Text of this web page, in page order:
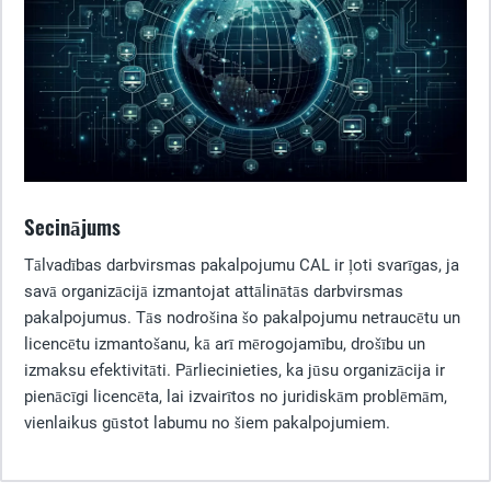
Secinājums
Tālvadības darbvirsmas pakalpojumu CAL ir ļoti svarīgas, ja
savā organizācijā izmantojat attālinātās darbvirsmas
pakalpojumus. Tās nodrošina šo pakalpojumu netraucētu un
licencētu izmantošanu, kā arī mērogojamību, drošību un
izmaksu efektivitāti. Pārliecinieties, ka jūsu organizācija ir
pienācīgi licencēta, lai izvairītos no juridiskām problēmām,
vienlaikus gūstot labumu no šiem pakalpojumiem.